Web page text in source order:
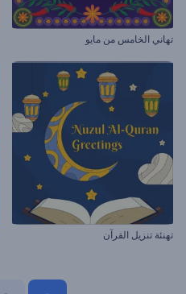
تهاني الخامس من مايو
تهنئة تنزيل القرآن